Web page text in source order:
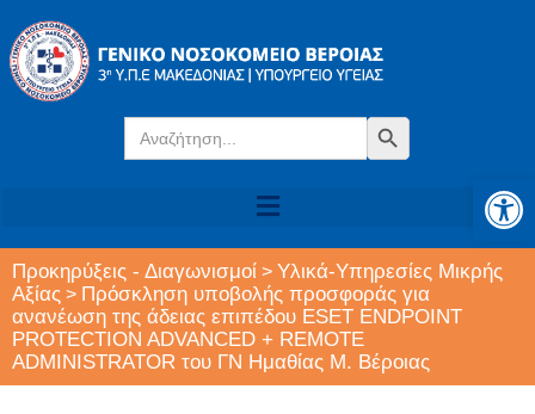
Search
for:
Search Button
Προκηρύξεις - Διαγωνισμοί > Υλικά-Υπηρεσίες Μικρής
Αξίας > Πρόσκληση υποβολής προσφοράς για
ανανέωση της άδειας επιπέδου ESET ENDPOINT
PROTECTION ADVANCED + REMOTE
ADMINISTRATOR του ΓΝ Ημαθίας Μ. Βέροιας